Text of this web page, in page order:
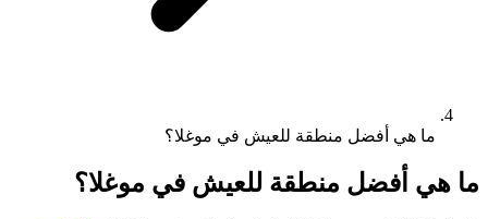
ما هي أفضل منطقة للعيش في موغلا؟
ما هي أفضل منطقة للعيش في موغلا؟